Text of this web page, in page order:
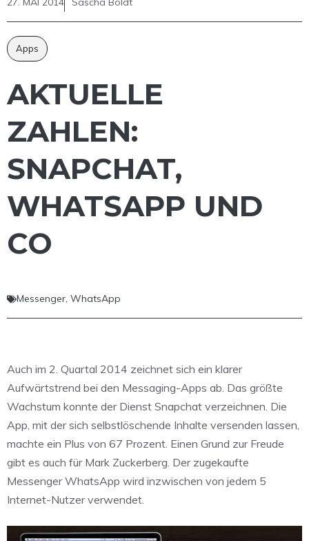
Apps
AKTUELLE
ZAHLEN:
SNAPCHAT,
WHATSAPP UND
CO
Messenger, WhatsApp
Auch im 2. Quartal 2014 zeichnet sich ein klarer
Aufwärtstrend bei den Messaging-Apps ab. Das größte
Wachstum konnte der Dienst Snapchat verzeichnen. Die
App, mit der sich selbstlöschende Inhalte versenden lassen,
machte ein Plus von 67 Prozent. Einen Grund zur Freude
gibt es auch für Mark Zuckerberg. Der zugekaufte
Messenger WhatsApp wird inzwischen von jedem 5
Internet-Nutzer verwendet.